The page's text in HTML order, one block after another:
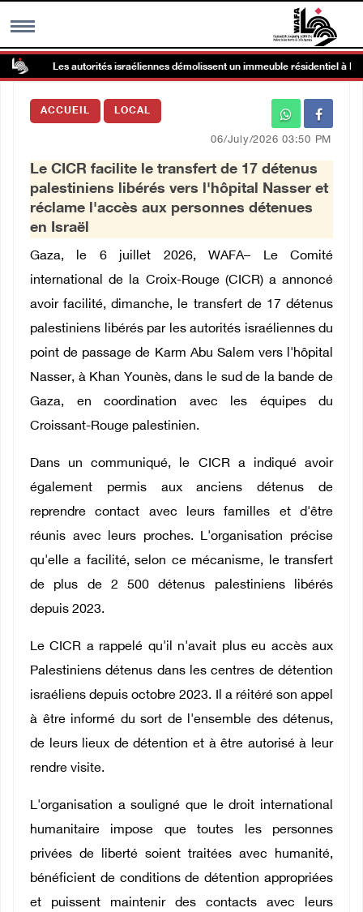
MENU
Galerie d’images
Centre palestinien
Les autorités israéliennes démolissent un immeuble résidentiel à Kafr
ACCUEIL LOCAL
06/July/2026 03:50 PM
Le CICR facilite le transfert de 17 détenus
palestiniens libérés vers l'hôpital Nasser et
réclame l'accès aux personnes détenues
en Israël
Gaza, le 6 juillet 2026, WAFA– Le Comité
international de la Croix-Rouge (CICR) a annoncé
avoir facilité, dimanche, le transfert de 17 détenus
palestiniens libérés par les autorités israéliennes du
point de passage de Karm Abu Salem vers l'hôpital
Nasser, à Khan Younès, dans le sud de la bande de
Gaza, en coordination avec les équipes du
Croissant-Rouge palestinien.
Dans un communiqué, le CICR a indiqué avoir
également permis aux anciens détenus de
reprendre contact avec leurs familles et d'être
réunis avec leurs proches. L'organisation précise
qu'elle a facilité, selon ce mécanisme, le transfert
de plus de 2 500 détenus palestiniens libérés
depuis 2023.
Le CICR a rappelé qu'il n'avait plus eu accès aux
Palestiniens détenus dans les centres de détention
israéliens depuis octobre 2023. Il a réitéré son appel
à être informé du sort de l'ensemble des détenus,
de leurs lieux de détention et à être autorisé à leur
rendre visite.
L'organisation a souligné que le droit international
humanitaire impose que toutes les personnes
privées de liberté soient traitées avec humanité,
bénéficient de conditions de détention appropriées
et puissent maintenir des contacts avec leurs